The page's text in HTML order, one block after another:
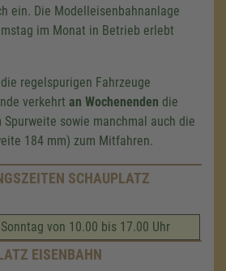
ein. Die Modelleisenbahnanlage
im Monat in Betrieb erlebt
regelspurigen Fahrzeuge
verkehrt an Wochenenden die
Spurweite sowie manchmal auch die
184 mm) zum Mitfahren.
SCHAUPLATZ
von 10.00 bis 17.00 Uhr
EISENBAHN